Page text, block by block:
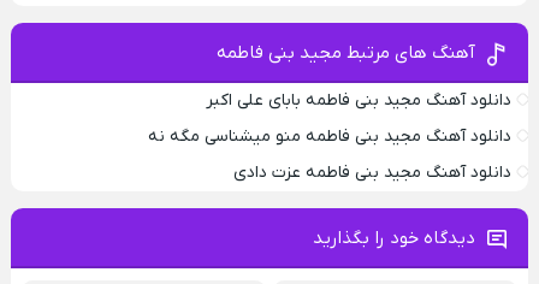
آهنگ های مرتبط مجید بنی فاطمه
دانلود آهنگ مجید بنی فاطمه بابای علی اکبر
دانلود آهنگ مجید بنی فاطمه منو میشناسی مگه نه
دانلود آهنگ مجید بنی فاطمه عزت دادی
دیدگاه خود را بگذارید